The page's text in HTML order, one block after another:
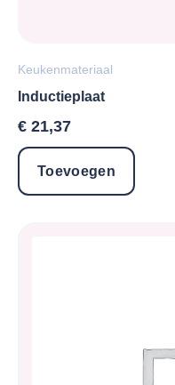
Keukenmateriaal
Inductieplaat
€ 21,37
Toevoegen